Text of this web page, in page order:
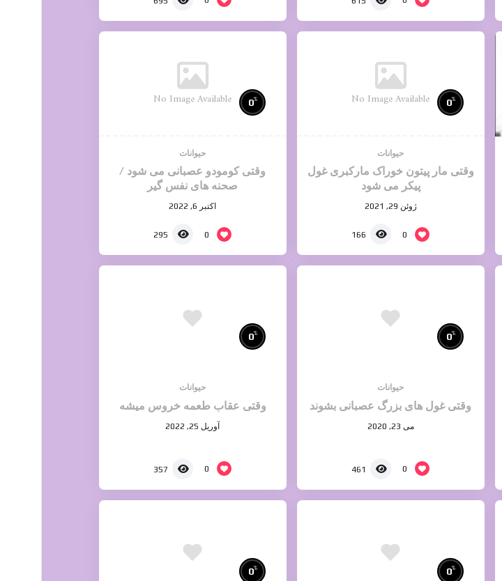
No Image Available 0%
حیوانات
وقتی مار پیتون خوراک مارکبری غول
پیکر می شود
ژوئن 29, 2021
0
166
No Image Available 0%
حیوانات
وقتی کومودو عصبانی می شود /
صحنه های نفس گیر
اکتبر 6, 2022
0
295
0%
حیوانات
وقتی غول های بزرگ عصبانی بشوند
می 23, 2020
0
461
0%
حیوانات
وقتی عقاب طعمه خروس میشه
آوریل 25, 2022
0
357
0%
0%